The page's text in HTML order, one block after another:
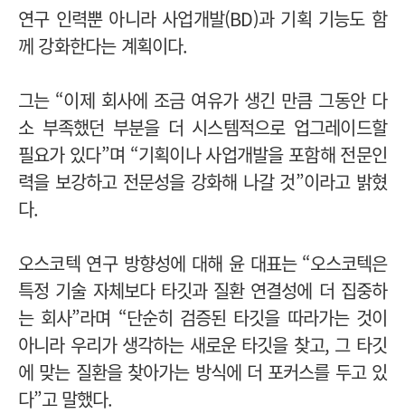
연구 인력뿐 아니라 사업개발(BD)과 기획 기능도 함
께 강화한다는 계획이다.
그는 “이제 회사에 조금 여유가 생긴 만큼 그동안 다
소 부족했던 부분을 더 시스템적으로 업그레이드할
필요가 있다”며 “기획이나 사업개발을 포함해 전문인
력을 보강하고 전문성을 강화해 나갈 것”이라고 밝혔
다.
오스코텍 연구 방향성에 대해 윤 대표는 “오스코텍은
특정 기술 자체보다 타깃과 질환 연결성에 더 집중하
는 회사”라며 “단순히 검증된 타깃을 따라가는 것이
아니라 우리가 생각하는 새로운 타깃을 찾고, 그 타깃
에 맞는 질환을 찾아가는 방식에 더 포커스를 두고 있
다”고 말했다.